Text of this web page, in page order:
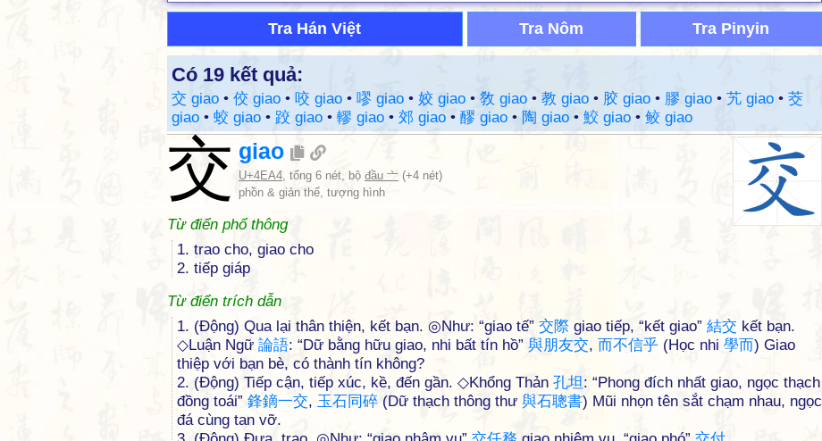
Tra Hán Việt Tra Nôm Tra Pinyin
Có 19 kết quả:
交 giao • 佼 giao • 咬 giao • 嘐 giao • 姣 giao • 敎 giao • 教 giao • 胶 giao • 膠 giao • 艽 giao • 茭
giao • 蛟 giao • 跤 giao • 轇 giao • 郊 giao • 醪 giao • 陶 giao • 鮫 giao • 鲛 giao
交 giao
U+4EA4, tổng 6 nét, bộ đầu 亠 (+4 nét)
phồn & giản thể, tượng hình
Từ điển phổ thông
1. trao cho, giao cho
2. tiếp giáp
Từ điển trích dẫn
1. (Động) Qua lại thân thiện, kết bạn. ◎Như: “giao tế” 交際 giao tiếp, “kết giao” 結交 kết bạn.
◇Luận Ngữ 論語: “Dữ bằng hữu giao, nhi bất tín hồ” 與朋友交, 而不信乎 (Học nhi 學而) Giao
thiệp với bạn bè, có thành tín không?
2. (Động) Tiếp cận, tiếp xúc, kề, đến gần. ◇Khổng Thản 孔坦: “Phong đích nhất giao, ngọc thạch
đồng toái” 鋒鏑一交, 玉石同碎 (Dữ thạch thông thư 與石聰書) Mũi nhọn tên sắt chạm nhau, ngọc
đá cùng tan vỡ.